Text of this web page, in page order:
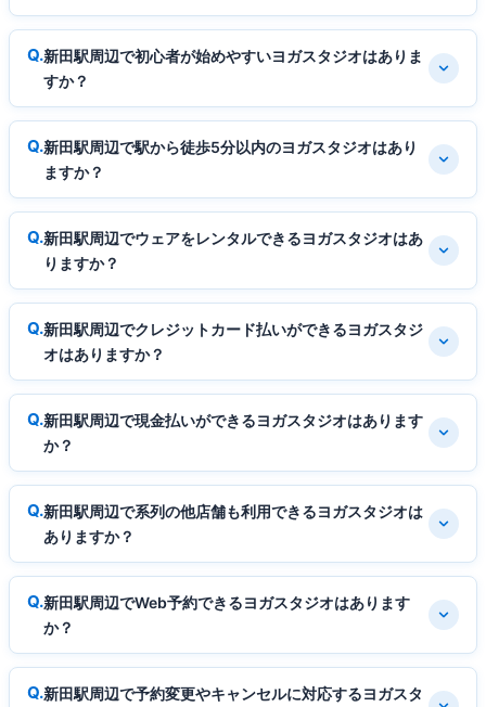
新田駅周辺で初心者が始めやすいヨガスタジオはありま
すか？
新田駅周辺で駅から徒歩5分以内のヨガスタジオはあり
ますか？
新田駅周辺でウェアをレンタルできるヨガスタジオはあ
りますか？
新田駅周辺でクレジットカード払いができるヨガスタジ
オはありますか？
新田駅周辺で現金払いができるヨガスタジオはあります
か？
新田駅周辺で系列の他店舗も利用できるヨガスタジオは
ありますか？
新田駅周辺でWeb予約できるヨガスタジオはあります
か？
新田駅周辺で予約変更やキャンセルに対応するヨガスタ